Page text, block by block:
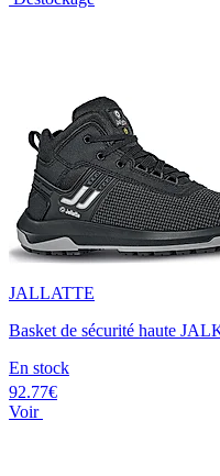
JALLATTE
Basket de sécurité haute
En stock
92.77€
Voir